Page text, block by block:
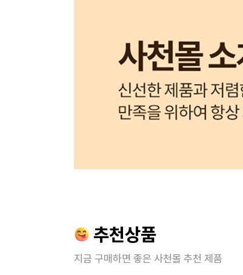
추천상품
지금 구매하면 좋은 사천몰 추천 제품